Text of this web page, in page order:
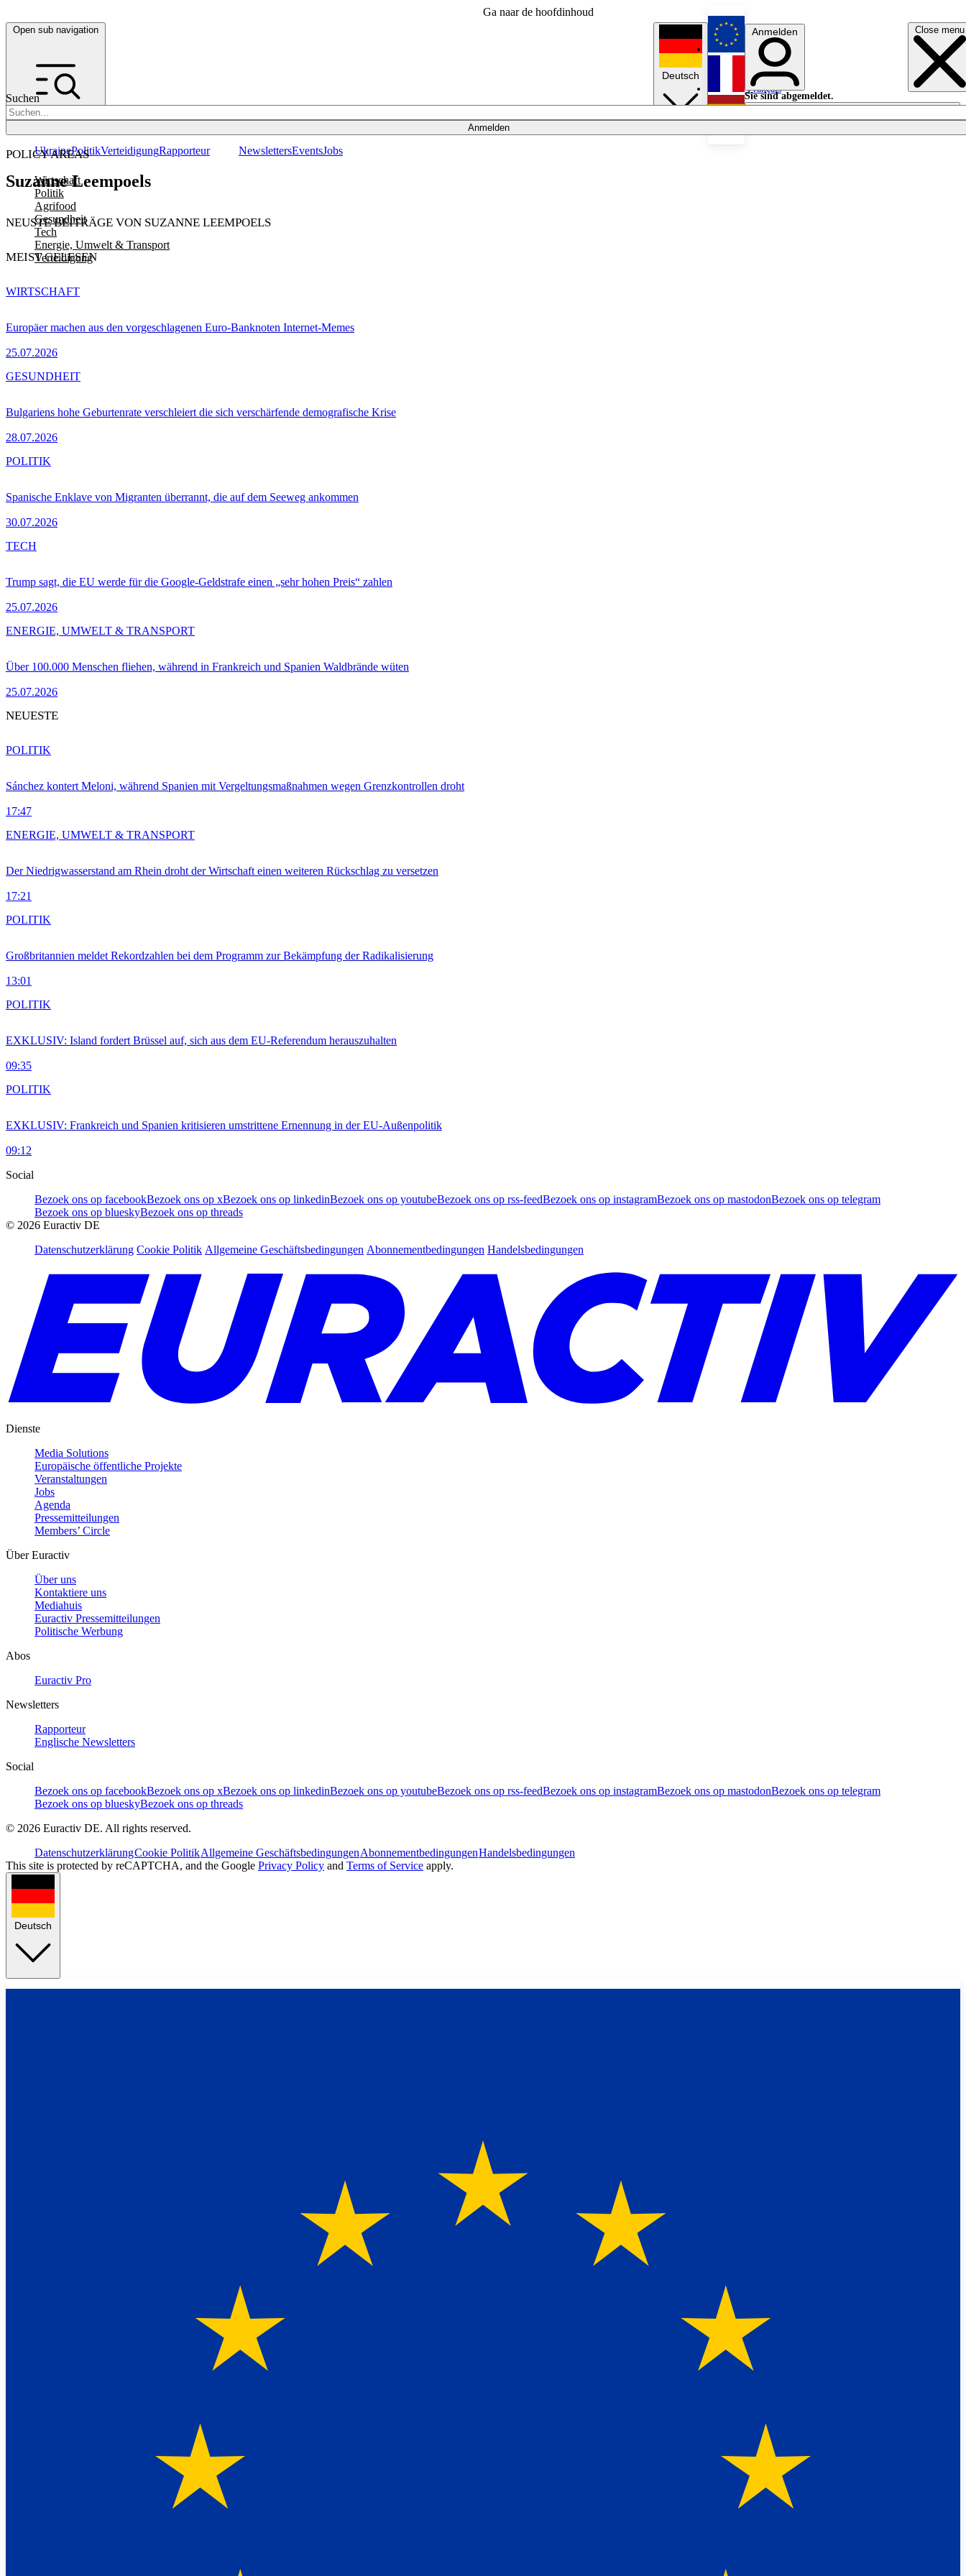
Ga naar de hoofdinhoud
Open sub navigation Close menu
Suchen
Anmelden
POLICY AREAS
Wirtschaft
Politik
Agrifood
Gesundheit
Tech
Energie, Umwelt & Transport
Verteidigung
UkrainePolitikVerteidigungRapporteur NewslettersEventsJobs
Deutsch
English
Français
Anmelden
Sie sind abgemeldet.
Anmelden
Licht aus
Suzanne Leempoels
NEUSTE BEITRÄGE VON SUZANNE LEEMPOELS
MEIST GELESEN
Europäer machen aus den vorgeschlagenen Euro-Banknoten Internet-Memes
25.07.2026
WIRTSCHAFT
Bulgariens hohe Geburtenrate verschleiert die sich verschärfende demografische Krise
28.07.2026
GESUNDHEIT
Spanische Enklave von Migranten überrannt, die auf dem Seeweg ankommen
30.07.2026
POLITIK
Trump sagt, die EU werde für die Google-Geldstrafe einen „sehr hohen Preis“ zahlen
25.07.2026
TECH
Über 100.000 Menschen fliehen, während in Frankreich und Spanien Waldbrände wüten
25.07.2026
ENERGIE, UMWELT & TRANSPORT
NEUESTE
Sánchez kontert Meloni, während Spanien mit Vergeltungsmaßnahmen wegen Grenzkontrollen droht
17:47
POLITIK
Der Niedrigwasserstand am Rhein droht der Wirtschaft einen weiteren Rückschlag zu versetzen
17:21
ENERGIE, UMWELT & TRANSPORT
Großbritannien meldet Rekordzahlen bei dem Programm zur Bekämpfung der Radikalisierung
13:01
POLITIK
EXKLUSIV: Island fordert Brüssel auf, sich aus dem EU-Referendum herauszuhalten
09:35
POLITIK
EXKLUSIV: Frankreich und Spanien kritisieren umstrittene Ernennung in der EU-Außenpolitik
09:12
POLITIK
Social
Bezoek ons op facebookBezoek ons op xBezoek ons op linkedinBezoek ons op youtubeBezoek ons op rss-feedBezoek ons op instagramBezoek ons op mastodonBezoek ons op telegram
Bezoek ons op blueskyBezoek ons op threads
© 2026 Euractiv DE
Datenschutzerklärung Cookie Politik Allgemeine Geschäftsbedingungen Abonnementbedingungen Handelsbedingungen
Dienste
Media Solutions
Europäische öffentliche Projekte
Veranstaltungen
Jobs
Agenda
Pressemitteilungen
Members’ Circle
Über Euractiv
Über uns
Kontaktiere uns
Mediahuis
Euractiv Pressemitteilungen
Politische Werbung
Abos
Euractiv Pro
Newsletters
Rapporteur
Englische Newsletters
Social
Bezoek ons op facebookBezoek ons op xBezoek ons op linkedinBezoek ons op youtubeBezoek ons op rss-feedBezoek ons op instagramBezoek ons op mastodonBezoek ons op telegram
Bezoek ons op blueskyBezoek ons op threads
© 2026 Euractiv DE. All rights reserved.
DatenschutzerklärungCookie PolitikAllgemeine GeschäftsbedingungenAbonnementbedingungenHandelsbedingungen
This site is protected by reCAPTCHA, and the Google Privacy Policy and Terms of Service apply.
Deutsch